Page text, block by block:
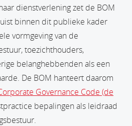
dienstverlening zet de BOM
binnen dit publieke kader
vormgeving van de
toezichthouders,
belanghebbenden als een
De BOM hanteert daarom
Governance Code (de
bepalingen als leidraad